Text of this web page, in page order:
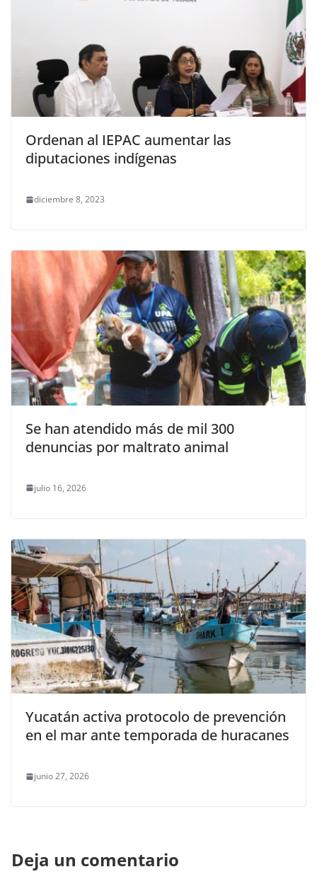
Ordenan al IEPAC aumentar las
diputaciones indígenas
diciembre 8, 2023
Se han atendido más de mil 300
denuncias por maltrato animal
julio 16, 2026
Yucatán activa protocolo de prevención
en el mar ante temporada de huracanes
junio 27, 2026
Deja un comentario